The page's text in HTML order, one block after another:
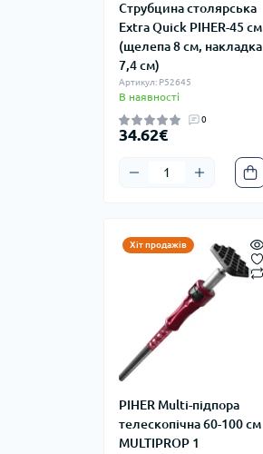
Струбцина столярська
Extra Quick PIHER-45 см
(щелепа 8 см, накладка
7,4 см)
Артикул: P52645
В наявності
0
34.62€
Хіт продажів
PIHER Multi-підпора
телескопічна 60-100 см
MULTIPROP 1